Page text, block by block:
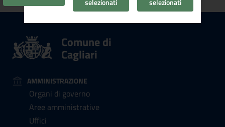
Comune di
Cagliari
AMMINISTRAZIONE
Organi di governo
Aree amministrative
Uffici